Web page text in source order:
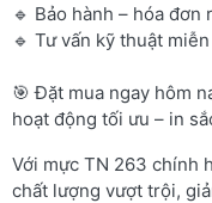
🔹 Bảo hành – hóa đơn
🔹 Tư vấn kỹ thuật
🎯 Đặt mua ngay hôm
hoạt động tối ưu – in
Với mực TN 263 chính
chất lượng vượt trội,